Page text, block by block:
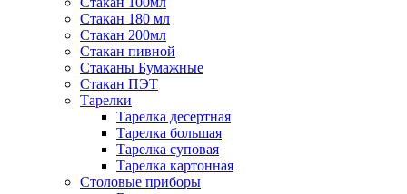
Стакан 180 мл
Стакан 200мл
Стакан пивной
Стаканы Бумажные
Стакан ПЭТ
Тарелки
Тарелка десертная
Тарелка большая
Тарелка суповая
Тарелка картонная
Столовые приборы